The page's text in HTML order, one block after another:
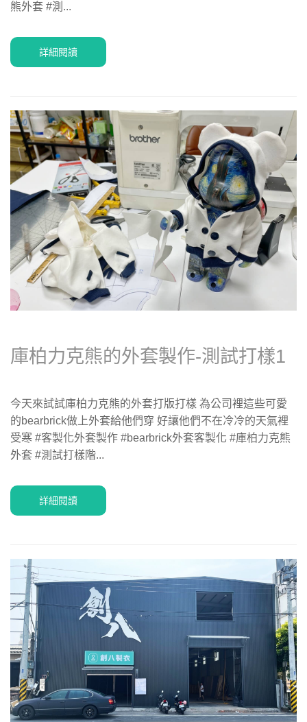
熊外套 #測...
詳細閱讀
庫柏力克熊的外套製作-測試打樣1
今天來試試庫柏力克熊的外套打版打樣 為公司裡這些可愛
的bearbrick做上外套給他們穿 好讓他們不在冷冷的天氣裡
受寒 #客製化外套製作 #bearbrick外套客製化 #庫柏力克熊
外套 #測試打樣階...
詳細閱讀